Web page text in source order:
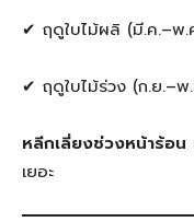
✔ ฤดูใบไม้ผลิ (มี.ค.–พ.
✔ ฤดูใบไม้ร่วง (ก.ย.–พ
หลีกเลี่ยงช่วงหน้าร้อน
เยอะ